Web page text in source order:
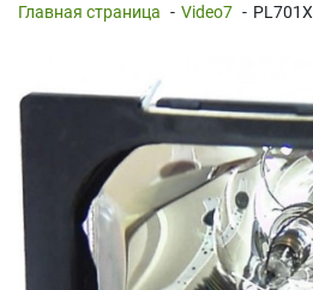
Главная страница - Video7 - PL701X